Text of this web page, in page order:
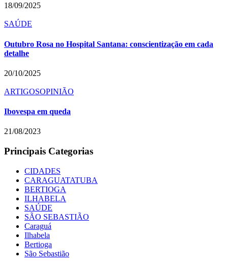
18/09/2025
SAÚDE
Outubro Rosa no Hospital Santana: conscientização em cada
detalhe
20/10/2025
ARTIGOSOPINIÃO
Ibovespa em queda
21/08/2023
Principais Categorias
CIDADES
CARAGUATATUBA
BERTIOGA
ILHABELA
SAÚDE
SÃO SEBASTIÃO
Caraguá
Ilhabela
Bertioga
São Sebastião